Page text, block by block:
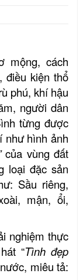
mộng, cách
điều kiện thổ
phú, khí hậu
người dân
từng được
như hình ảnh
của vùng đất
loại đặc sản
Sầu riêng,
mận, ổi,
nghiệm thực
“Tình đẹp
miêu tả: